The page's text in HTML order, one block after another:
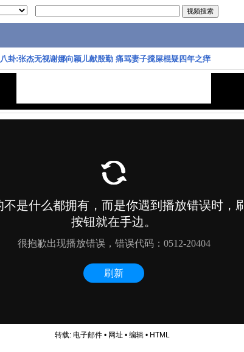
八卦:张杰无视谢娜向颖儿献殷勤 痛骂妻子搅屎棍疑四年之痒
转载: 电子邮件• 网址 • 编辑• HTML